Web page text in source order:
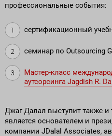
профессиональные события:
сертификационный
семинар по Outsourcing
Мастер-класс
аутсорсинга Jagdish R.
Джаг Далал выступит также и
является основателем и
компании JDalal Associates,